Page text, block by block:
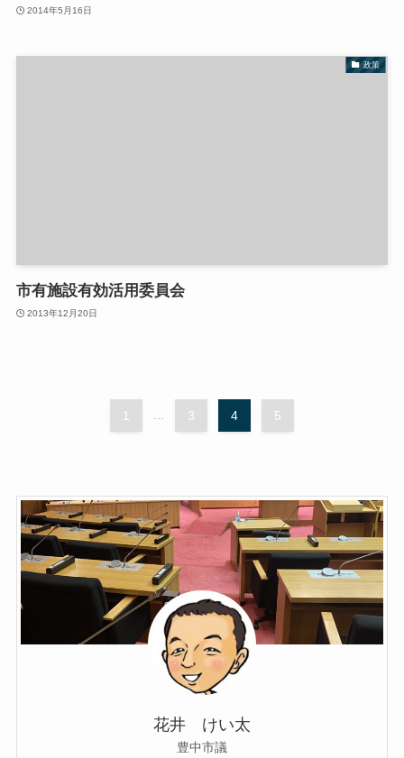
2014年5月16日
政策
市有施設有効活用委員会
2013年12月20日
1 ... 3 4 5
花井 けい太
豊中市議